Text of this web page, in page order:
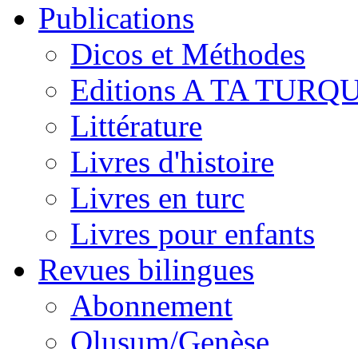
Publications
Dicos et Méthodes
Editions A TA
Littérature
Livres d'histoire
Livres en turc
Livres pour enfants
Revues bilingues
Abonnement
Oluşum/Genèse